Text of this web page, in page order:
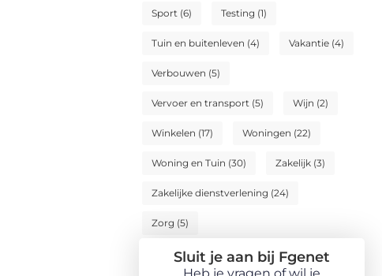
Sport (6) Testing (1)
Tuin en buitenleven (4) Vakantie (4)
Verbouwen (5)
Vervoer en transport (5) Wijn (2)
Winkelen (17) Woningen (22)
Woning en Tuin (30) Zakelijk (3)
Zakelijke dienstverlening (24)
Zorg (5)
Sluit je aan bij Fgenet